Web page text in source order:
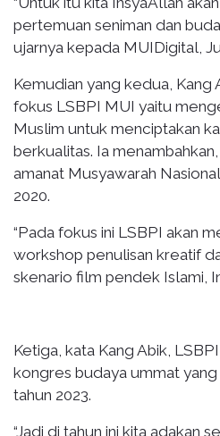
pertemuan seniman dan
ujarnya kepada MUIDigital,
Kemudian yang kedua, Kang
fokus LSBPI MUI yaitu
Muslim untuk menciptakan
berkualitas. Ia
amanat Musyawarah
2020.
“Pada fokus ini LSBPI akan
workshop penulisan kreatif
skenario film pendek Islami,
Ketiga, kata Kang Abik,
kongres budaya ummat
tahun 2023.
“Jadi di tahun ini kita adakan